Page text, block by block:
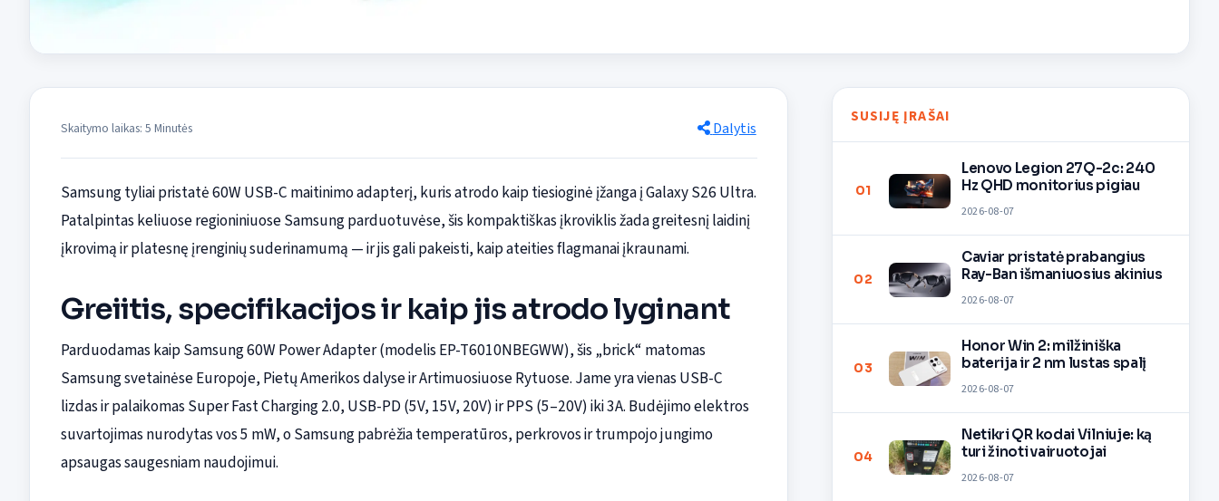
Skaitymo laikas: 5 Minutės Dalytis
Samsung tyliai pristatė 60W USB-C maitinimo adapterį, kuris atrodo kaip tiesioginė įžanga į Galaxy S26 Ultra.
Patalpintas keliuose regioniniuose Samsung parduotuvėse, šis kompaktiškas įkroviklis žada greitesnį laidinį
įkrovimą ir platesnę įrenginių suderinamumą — ir jis gali pakeisti, kaip ateities flagmanai įkraunami.
Greiitis, specifikacijos ir kaip jis atrodo lyginant
Parduodamas kaip Samsung 60W Power Adapter (modelis EP-T6010NBEGWW), šis „brick“ matomas
Samsung svetainėse Europoje, Pietų Amerikos dalyse ir Artimuosiuose Rytuose. Jame yra vienas USB-C
lizdas ir palaikomas Super Fast Charging 2.0, USB-PD (5V, 15V, 20V) ir PPS (5–20V) iki 3A. Budėjimo elektros
suvartojimas nurodytas vos 5 mW, o Samsung pabrėžia temperatūros, perkrovos ir trumpojo jungimo
apsaugas saugesniam naudojimui.
SUSIJĘ ĮRAŠAI
01
Lenovo Legion 27Q-2c: 240
Hz QHD monitorius pigiau
2026-08-07
02
Caviar pristatė prabangius
Ray-Ban išmaniuosius akinius
2026-08-07
03
Honor Win 2: milžiniška
baterija ir 2 nm lustas spalį
2026-08-07
04
Netikri QR kodai Vilniuje: ką
turi žinoti vairuotojai
2026-08-07